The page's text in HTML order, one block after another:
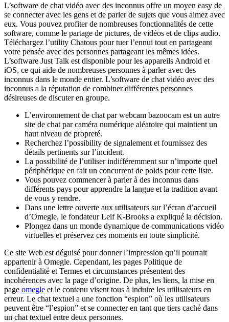
L’software de chat vidéo avec des inconnus offre un moyen easy de
se connecter avec les gens et de parler de sujets que vous aimez avec
eux. Vous pouvez profiter de nombreuses fonctionnalités de cette
software, comme le partage de pictures, de vidéos et de clips audio.
Téléchargez l’utility Chatous pour tuer l’ennui tout en partageant
votre pensée avec des personnes partageant les mêmes idées.
L’software Just Talk est disponible pour les appareils Android et
iOS, ce qui aide de nombreuses personnes à parler avec des
inconnus dans le monde entier. L’software de chat vidéo avec des
inconnus a la réputation de combiner différentes personnes
désireuses de discuter en groupe.
L’environnement de chat par webcam bazoocam est un autre
site de chat par caméra numérique aléatoire qui maintient un
haut niveau de propreté.
Recherchez l’possibility de signalement et fournissez des
détails pertinents sur l’incident.
La possibilité de l’utiliser indifféremment sur n’importe quel
périphérique en fait un concurrent de poids pour cette liste.
Vous pouvez commencer à parler à des inconnus dans
différents pays pour apprendre la langue et la tradition avant
de vous y rendre.
Dans une lettre ouverte aux utilisateurs sur l’écran d’accueil
d’Omegle, le fondateur Leif K-Brooks a expliqué la décision.
Plongez dans un monde dynamique de communications vidéo
virtuelles et préservez ces moments en toute simplicité.
Ce site Web est déguisé pour donner l’impression qu’il pourrait
appartenir à Omegle. Cependant, les pages Politique de
confidentialité et Termes et circumstances présentent des
incohérences avec la page d’origine. De plus, les liens, la mise en
page omegle et le contenu visent tous à induire les utilisateurs en
erreur. Le chat textuel a une fonction “espion” où les utilisateurs
peuvent être “l’espion” et se connecter en tant que tiers caché dans
un chat textuel entre deux personnes.